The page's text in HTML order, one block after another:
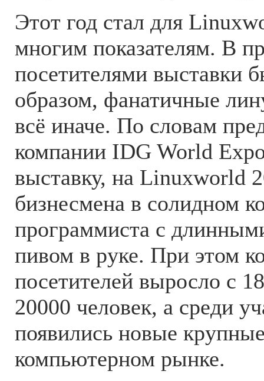
Этот год стал для
многим показателям. В
посетителями выставки
образом, фанатичные
всё иначе. По словам
компании IDG World
выставку, на Linuxworld
бизнесмена в солидном
программиста с
пивом в руке. При этом
посетителей выросло с
20000 человек, а среди
появились новые
компьютерном рынке.